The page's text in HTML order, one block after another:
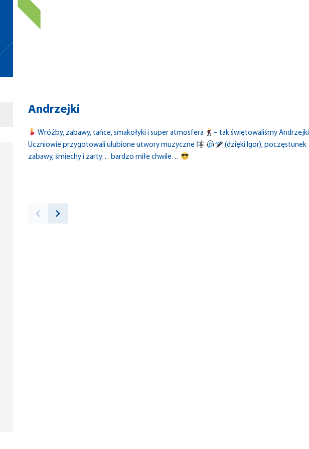
Andrzejki
Wróżby, zabawy, tańce, smakołyki i super atmosfera
– tak świętowaliśmy Andrzejki
Uczniowie przygotowali ulubione utwory muzyczne
(dzięki Igor), poczęstunek
zabawy, śmiechy i żarty… bardzo miłe chwile…